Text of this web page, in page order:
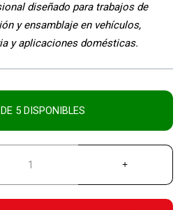
diseñado para trabajos de
y ensamblaje en vehículos,
y aplicaciones domésticas.
5 DISPONIBLES